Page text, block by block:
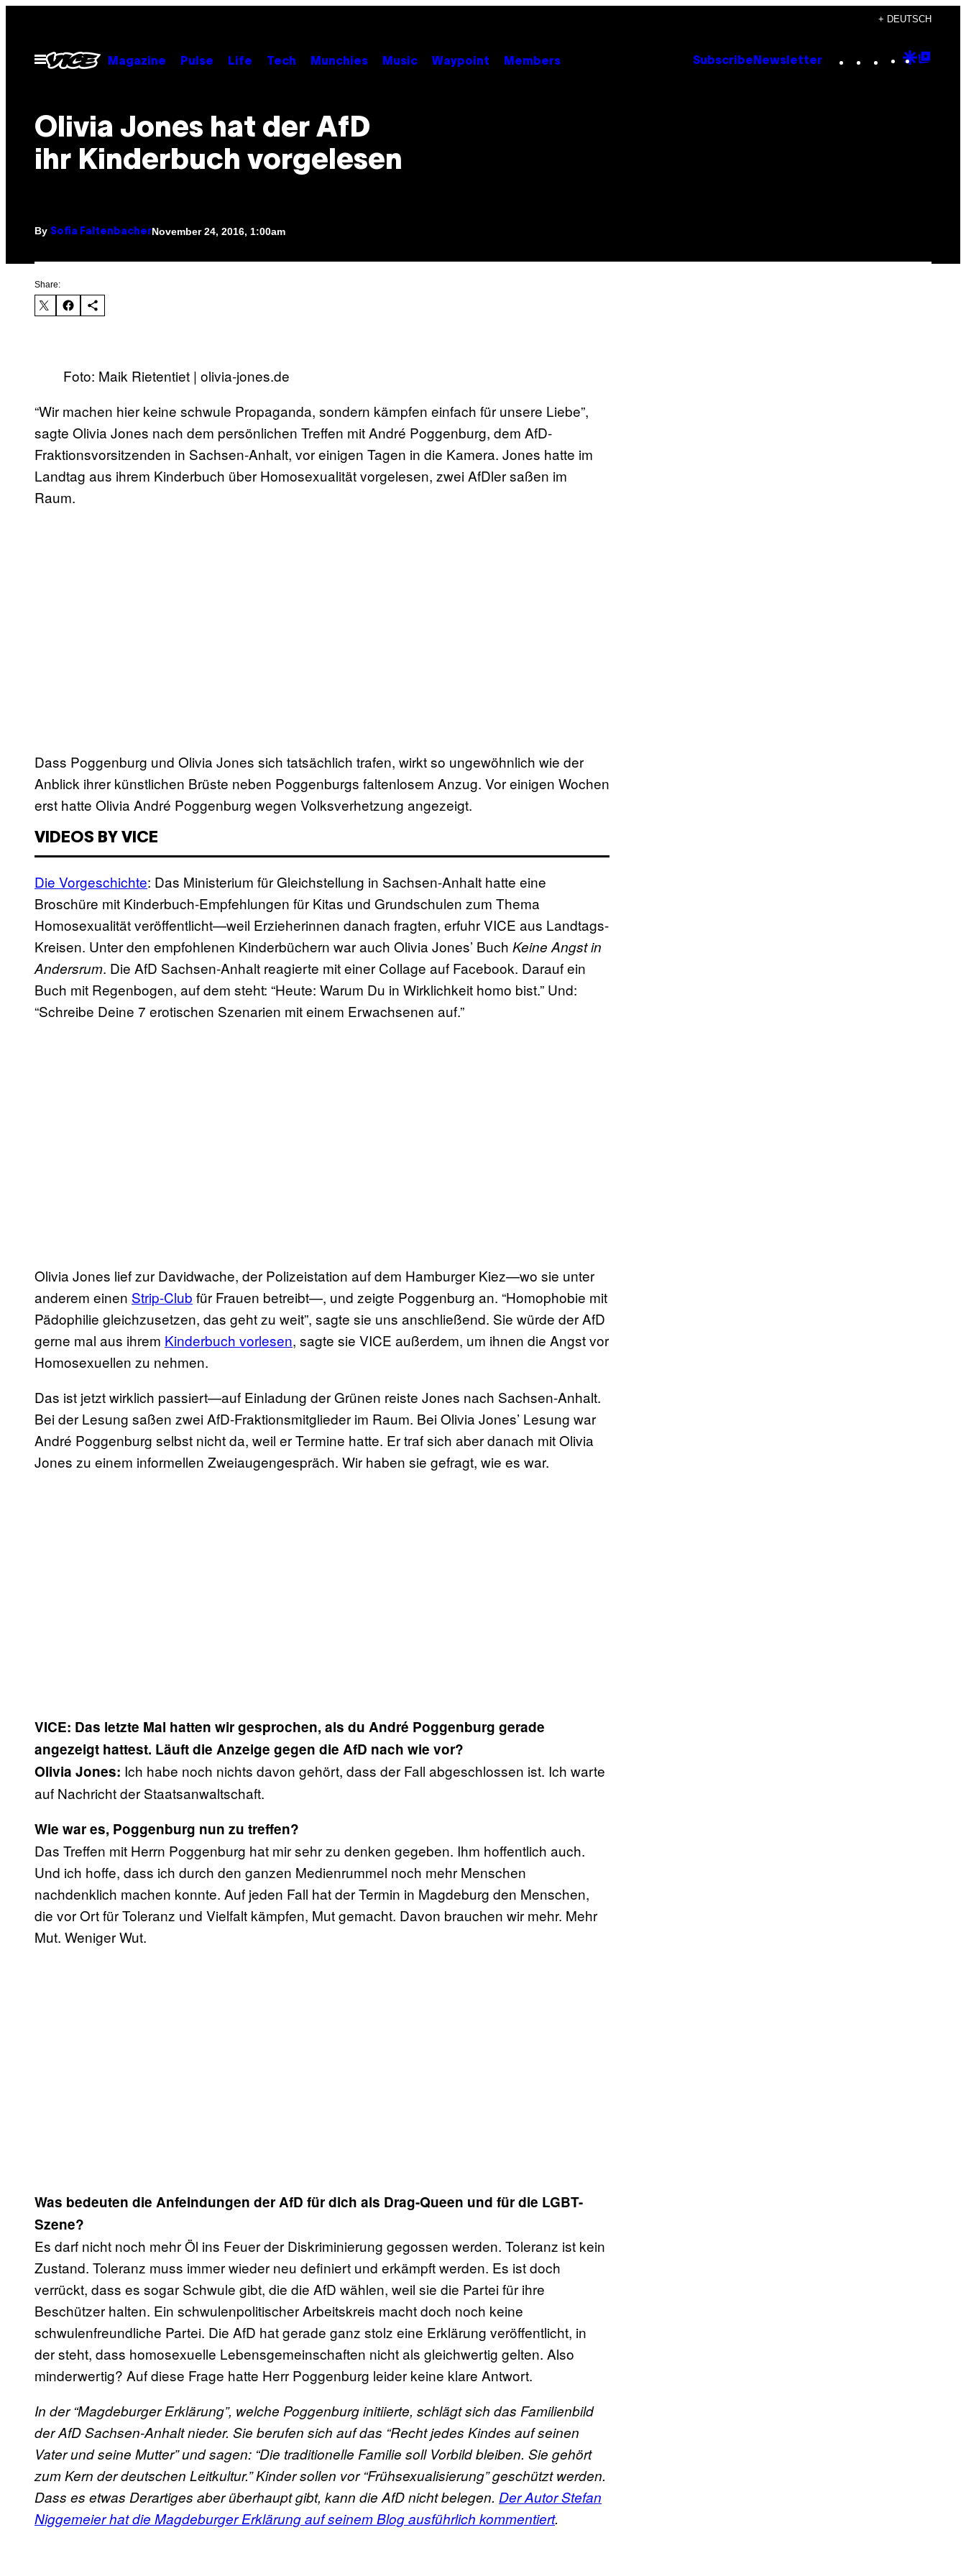
content
+ DEUTSCH
Open
Menu
Magazine Pulse Life Tech Munchies Music Waypoint Members Subscribe Newsletter Instagram
TikTok
YouTube
Google
Olivia Jones hat der AfD
ihr Kinderbuch vorgelesen
By Sofia FaltenbacherNovember 24, 2016, 1:00am
Share:
Foto: Maik Rietentiet | olivia-jones.de
“Wir machen hier keine schwule Propaganda, sondern kämpfen einfach für unsere Liebe”,
sagte Olivia Jones nach dem persönlichen Treffen mit André Poggenburg, dem AfD-
Fraktionsvorsitzenden in Sachsen-Anhalt, vor einigen Tagen in die Kamera. Jones hatte im
Landtag aus ihrem Kinderbuch über Homosexualität vorgelesen, zwei AfDler saßen im
Raum.
Dass Poggenburg und Olivia Jones sich tatsächlich trafen, wirkt so ungewöhnlich wie der
Anblick ihrer künstlichen Brüste neben Poggenburgs faltenlosem Anzug. Vor einigen Wochen
erst hatte Olivia André Poggenburg wegen Volksverhetzung angezeigt.
VIDEOS BY VICE
Die Vorgeschichte: Das Ministerium für Gleichstellung in Sachsen-Anhalt hatte eine
Broschüre mit Kinderbuch-Empfehlungen für Kitas und Grundschulen zum Thema
Homosexualität veröffentlicht—weil Erzieherinnen danach fragten, erfuhr VICE aus Landtags-
Kreisen. Unter den empfohlenen Kinderbüchern war auch Olivia Jones’ Buch Keine Angst in
Andersrum. Die AfD Sachsen-Anhalt reagierte mit einer Collage auf Facebook. Darauf ein
Buch mit Regenbogen, auf dem steht: “Heute: Warum Du in Wirklichkeit homo bist.” Und:
“Schreibe Deine 7 erotischen Szenarien mit einem Erwachsenen auf.”
Olivia Jones lief zur Davidwache, der Polizeistation auf dem Hamburger Kiez—wo sie unter
anderem einen Strip-Club für Frauen betreibt—, und zeigte Poggenburg an. “Homophobie mit
Pädophilie gleichzusetzen, das geht zu weit”, sagte sie uns anschließend. Sie würde der AfD
gerne mal aus ihrem Kinderbuch vorlesen, sagte sie VICE außerdem, um ihnen die Angst vor
Homosexuellen zu nehmen.
Das ist jetzt wirklich passiert—auf Einladung der Grünen reiste Jones nach Sachsen-Anhalt.
Bei der Lesung saßen zwei AfD-Fraktionsmitglieder im Raum. Bei Olivia Jones’ Lesung war
André Poggenburg selbst nicht da, weil er Termine hatte. Er traf sich aber danach mit Olivia
Jones zu einem informellen Zweiaugengespräch. Wir haben sie gefragt, wie es war.
VICE: Das letzte Mal hatten wir gesprochen, als du André Poggenburg gerade
angezeigt hattest. Läuft die Anzeige gegen die AfD nach wie vor?
Olivia Jones: Ich habe noch nichts davon gehört, dass der Fall abgeschlossen ist. Ich warte
auf Nachricht der Staatsanwaltschaft.
Wie war es, Poggenburg nun zu treffen?
Das Treffen mit Herrn Poggenburg hat mir sehr zu denken gegeben. Ihm hoffentlich auch.
Und ich hoffe, dass ich durch den ganzen Medienrummel noch mehr Menschen
nachdenklich machen konnte. Auf jeden Fall hat der Termin in Magdeburg den Menschen,
die vor Ort für Toleranz und Vielfalt kämpfen, Mut gemacht. Davon brauchen wir mehr. Mehr
Mut. Weniger Wut.
Was bedeuten die Anfeindungen der AfD für dich als Drag-Queen und für die LGBT-
Szene?
Es darf nicht noch mehr Öl ins Feuer der Diskriminierung gegossen werden. Toleranz ist kein
Zustand. Toleranz muss immer wieder neu definiert und erkämpft werden. Es ist doch
verrückt, dass es sogar Schwule gibt, die die AfD wählen, weil sie die Partei für ihre
Beschützer halten. Ein schwulenpolitischer Arbeitskreis macht doch noch keine
schwulenfreundliche Partei. Die AfD hat gerade ganz stolz eine Erklärung veröffentlicht, in
der steht, dass homosexuelle Lebensgemeinschaften nicht als gleichwertig gelten. Also
minderwertig? Auf diese Frage hatte Herr Poggenburg leider keine klare Antwort.
In der “Magdeburger Erklärung”, welche Poggenburg initiierte, schlägt sich das Familienbild
der AfD Sachsen-Anhalt nieder. Sie berufen sich auf das “Recht jedes Kindes auf seinen
Vater und seine Mutter” und sagen: “Die traditionelle Familie soll Vorbild bleiben. Sie gehört
zum Kern der deutschen Leitkultur.” Kinder sollen vor “Frühsexualisierung” geschützt werden.
Dass es etwas Derartiges aber überhaupt gibt, kann die AfD nicht belegen. Der Autor Stefan
Niggemeier hat die Magdeburger Erklärung auf seinem Blog ausführlich kommentiert.